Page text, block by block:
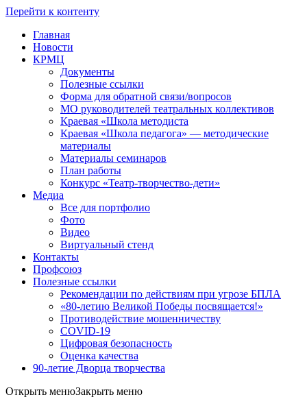
Перейти к контенту
Главная
Новости
КРМЦ
Документы
Полезные ссылки
Форма для обратной связи/вопросов
МО руководителей театральных коллективов
Краевая «Школа методиста
Краевая «Школа педагога» — методические
материалы
Материалы семинаров
План работы
Конкурс «Театр-творчество-дети»
Медиа
Все для портфолио
Фото
Видео
Виртуальный стенд
Контакты
Профсоюз
Полезные ссылки
Рекомендации по действиям при угрозе БПЛА
«80-летию Великой Победы посвящается!»
Противодействие мошенничеству
COVID-19
Цифровая безопасность
Оценка качества
90-летие Дворца творчества
Открыть менюЗакрыть меню